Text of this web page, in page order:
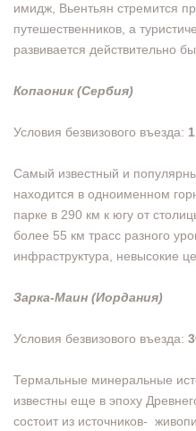
имидж, Вьентьян стремится
путешественников, а
развивается действительно
Копаоник (Сербия)
Условия безвизового въезда:
Самый известный и
находится в одноименном
парке в 290 км к югу от
более 55 км трасс разного
инфраструктура, невысокие
Зарка-Маин (Иордания)
Условия безвизового въезда:
Термальные минеральные
известны еще в эпоху
состоит из источников-